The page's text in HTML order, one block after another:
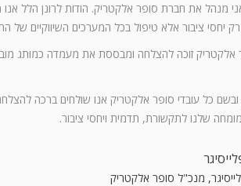
מנהל את חברת סופר אלקטריק. הודות לרונן הלל
אלקטריק זוכה להצלחה ומבססת את מעמדה כמותג
ובשם כל עובדי סופר אלקטריק אנו שולחים ברכה
שלנו לתקשורת, תדמית ויחסי ציבור.
מנכ"ל סופר אלקטריק